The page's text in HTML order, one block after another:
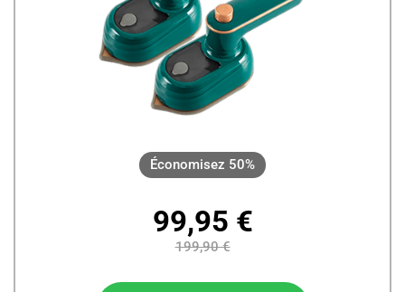
Économisez 50%
99,95 €
199,90 €